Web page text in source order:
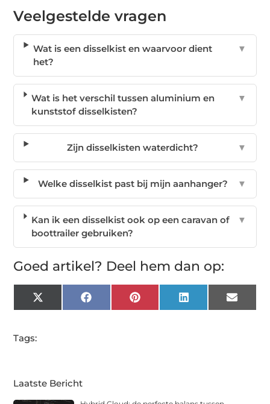
Veelgestelde vragen
Wat is een disselkist en waarvoor dient
het?
▼
Wat is het verschil tussen aluminium en
kunststof disselkisten?
▼
Zijn disselkisten waterdicht? ▼
Welke disselkist past bij mijn aanhanger? ▼
Kan ik een disselkist ook op een caravan of
boottrailer gebruiken?
▼
Goed artikel? Deel hem dan op:
X
(Twitter)
FacebookPinterest LinkedIn Email
Tags:
Laatste Bericht